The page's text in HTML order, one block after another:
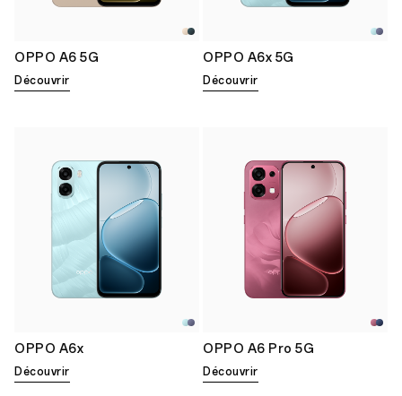
OPPO A6 5G
Découvrir
OPPO A6x 5G
Découvrir
OPPO A6x
Découvrir
OPPO A6 Pro 5G
Découvrir